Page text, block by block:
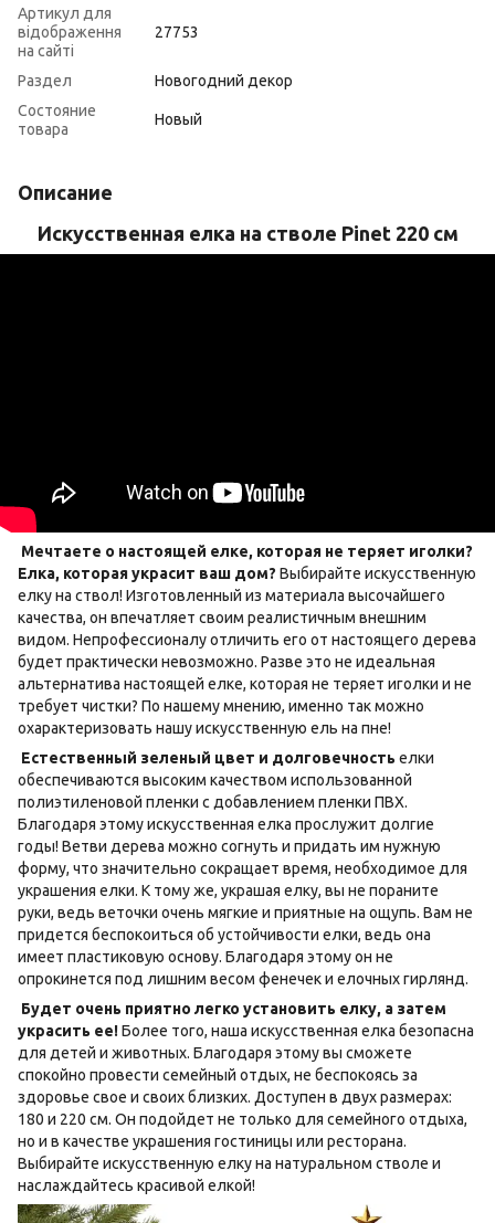
Артикул для
відображення
на сайті
27753
Раздел
Новогодний декор
Состояние
товара
Новый
Описание
Искусственная елка на стволе Pinet 220 см
Мечтаете о настоящей елке, которая не теряет иголки?
Елка, которая украсит ваш дом? Выбирайте искусственную
елку на ствол! Изготовленный из материала высочайшего
качества, он впечатляет своим реалистичным внешним
видом. Непрофессионалу отличить его от настоящего дерева
будет практически невозможно. Разве это не идеальная
альтернатива настоящей елке, которая не теряет иголки и не
требует чистки? По нашему мнению, именно так можно
охарактеризовать нашу искусственную ель на пне!
Естественный зеленый цвет и долговечность елки
обеспечиваются высоким качеством использованной
полиэтиленовой пленки с добавлением пленки ПВХ.
Благодаря этому искусственная елка прослужит долгие
годы! Ветви дерева можно согнуть и придать им нужную
форму, что значительно сокращает время, необходимое для
украшения елки. К тому же, украшая елку, вы не пораните
руки, ведь веточки очень мягкие и приятные на ощупь. Вам не
придется беспокоиться об устойчивости елки, ведь она
имеет пластиковую основу. Благодаря этому он не
опрокинется под лишним весом фенечек и елочных гирлянд.
Будет очень приятно легко установить елку, а затем
украсить ее!Более того, наша искусственная елка безопасна
для детей и животных. Благодаря этому вы сможете
спокойно провести семейный отдых, не беспокоясь за
здоровье свое и своих близких. Доступен в двух размерах:
180 и 220 см. Он подойдет не только для семейного отдыха,
но и в качестве украшения гостиницы или ресторана.
Выбирайте искусственную елку на натуральном стволе и
наслаждайтесь красивой елкой!